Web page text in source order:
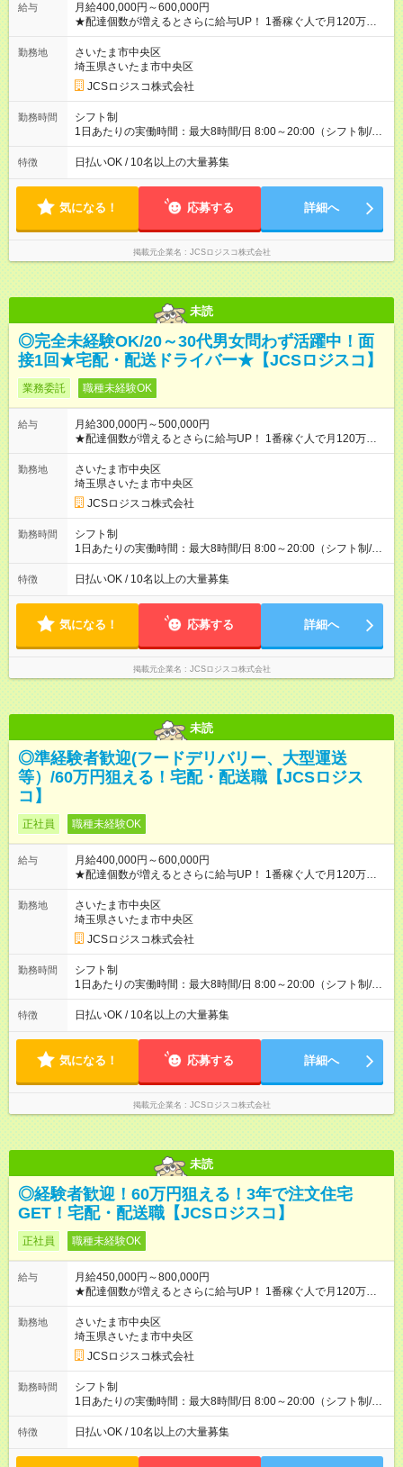
給与
月給400,000円～600,000円
★配達個数が増えるとさらに給与UP！ 1番稼ぐ人で月120万ほ
ど！ ・主要都市エリア 月収55万円／週5日稼働 月収65万~112
万円／週6日稼働 ・地方郊外エリア 月収40万円／週5日稼働 月
収40万円~50万円／週6日稼働 ＜モデルイメージ＞ ■月収50万
円 (27歳男性/江東区在住)※元建築関係 1日150個配達×25日勤務
(日休み) ■月収80万円(43歳男性/墨田区在住)※元営業 1日200個
勤務地
さいたま市中央区
埼玉県さいたま市中央区
JCSロジスコ株式会社
勤務時間
シフト制
1日あたりの実働時間：最大8時間/日 8:00～20:00（シフト制/実
働8時間） ※週5日勤務（場所次第では週4も有り） ※配達状況に
よって時間外での勤務可能性有り ※案件により多少の前後あり
特徴 日払いOK / 10名以上の大量募集
気になる！ 応募する 詳細へ
掲載元企業名 JCSロジスコ株式会社
未読
◎完全未経験OK/20～30代男女問わず活躍中！面
接1回★宅配・配送ドライバー★【JCSロジスコ】
業務委託 職種未経験OK
給与
月給300,000円～500,000円
★配達個数が増えるとさらに給与UP！ 1番稼ぐ人で月120万ほ
ど！ ・主要都市エリア 月収55万円／週5日稼働 月収65万~112
万円／週6日稼働 ・地方郊外エリア 月収40万円／週5日稼働 月
収40万円~50万円／週6日稼働 ＜モデルイメージ＞ ■月収50万
円 (27歳男性/江東区在住)※元建築関係 1日150個配達×25日勤務
(日休み) ■月収80万円(43歳男性/墨田区在住)※元営業 1日200個
勤務地
さいたま市中央区
埼玉県さいたま市中央区
JCSロジスコ株式会社
勤務時間
シフト制
1日あたりの実働時間：最大8時間/日 8:00～20:00（シフト制/実
働8時間） ※週5日勤務（場所次第では週4も有り） ※配達状況に
よって時間外での勤務可能性有り ※案件により多少の前後あり
特徴 日払いOK / 10名以上の大量募集
気になる！ 応募する 詳細へ
掲載元企業名 JCSロジスコ株式会社
未読
◎準経験者歓迎(フードデリバリー、大型運送
等）/60万円狙える！宅配・配送職【JCSロジス
コ】
正社員 職種未経験OK
給与
月給400,000円～600,000円
★配達個数が増えるとさらに給与UP！ 1番稼ぐ人で月120万ほ
ど！ ・主要都市エリア 月収55万円／週5日稼働 月収65万~112
万円／週6日稼働 ・地方郊外エリア 月収40万円／週5日稼働 月
収40万円~50万円／週6日稼働 ＜モデルイメージ＞ ■月収50万
円 (27歳男性/江東区在住)※元建築関係 1日150個配達×25日勤務
(日休み) ■月収80万円(43歳男性/墨田区在住)※元営業 1日200個
勤務地
さいたま市中央区
埼玉県さいたま市中央区
JCSロジスコ株式会社
勤務時間
シフト制
1日あたりの実働時間：最大8時間/日 8:00～20:00（シフト制/実
働8時間） ※週5日勤務（場所次第では週4も有り） ※配達状況に
よって時間外での勤務可能性有り ※案件により多少の前後あり
特徴 日払いOK / 10名以上の大量募集
気になる！ 応募する 詳細へ
掲載元企業名 JCSロジスコ株式会社
未読
◎経験者歓迎！60万円狙える！3年で注文住宅
GET！宅配・配送職【JCSロジスコ】
正社員 職種未経験OK
給与
月給450,000円～800,000円
★配達個数が増えるとさらに給与UP！ 1番稼ぐ人で月120万ほ
ど！ ・主要都市エリア 月収55万円／週5日稼働 月収65万~112
万円／週6日稼働 ・地方郊外エリア 月収40万円／週5日稼働 月
収40万円~50万円／週6日稼働 ＜モデルイメージ＞ ■月収50万
円 (27歳男性/江東区在住)※元建築関係 1日150個配達×25日勤務
(日休み) ■月収80万円(43歳男性/墨田区在住)※元営業 1日200個
勤務地
さいたま市中央区
埼玉県さいたま市中央区
JCSロジスコ株式会社
勤務時間
シフト制
1日あたりの実働時間：最大8時間/日 8:00～20:00（シフト制/実
働8時間） ※週5日勤務（場所次第では週4も有り） ※配達状況に
よって時間外での勤務可能性有り ※案件により多少の前後あり
特徴 日払いOK / 10名以上の大量募集